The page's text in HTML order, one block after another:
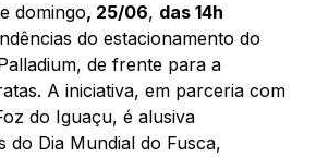
Eventos Cinema
domingo, 25/06, das 14h
do estacionamento do
de frente para a
A iniciativa, em parceria com
do Iguaçu, é alusiva
do Dia Mundial do Fusca,